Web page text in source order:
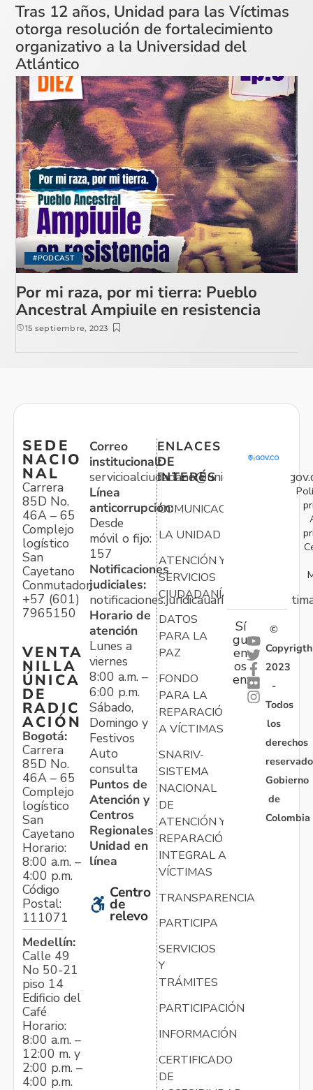
Tras 12 años, Unidad para las Víctimas
otorga resolución de fortalecimiento
organizativo a la Universidad del
Atlántico
#PODCAST
Por mi raza, por mi tierra: Pueblo
Ancestral Ampiuile en resistencia
15 septiembre, 2023
SEDE
NACIO
NAL
Carrera
85D No.
46A – 65
Complejo
logístico
San
Cayetano
Conmutador:
+57 (601)
7965150
VENTA
NILLA
ÚNICA
DE
RADIC
ACIÓN
Bogotá:
Carrera
85D No.
46A – 65
Complejo
logístico
San
Cayetano
Horario:
8:00 a.m. –
4:00 p.m.
Código
Postal:
111071
Medellín:
Calle 49
No 50-21
piso 14
Edificio del
Café
Horario:
8:00 a.m. –
12:00 m. y
2:00 p.m. –
4:00 p.m.
Correo
institucional:
Línea
anticorrupción:
Desde
móvil o fijo:
157
Notificaciones
judiciales:
Horario de
atención
Lunes a
viernes
8:00 a.m. –
6:00 p.m.
Sábado,
Domingo y
Festivos
Auto
consulta
Puntos de
Atención y
Centros
Regionales
Unidad en
línea
Centro
de
relevo
ENLACES
DE
INTERÉS
COMUNICACIONES
LA UNIDAD
ATENCIÓN Y
SERVICIOS
CIUDADANÍA
DATOS
PARA LA
PAZ
FONDO
PARA LA
REPARACIÓN
A VÍCTIMAS
SNARIV-
SISTEMA
NACIONAL
DE
ATENCIÓN Y
REPARACIÓN
INTEGRAL A
VÍCTIMAS
TRANSPARENCIA
PARTICIPA
SERVICIOS
Y
TRÁMITES
PARTICIPACIÓN
INFORMACIÓN
CERTIFICADO
DE
Sí
gu
en
os
en:
©
Copyrigth
2023
-
Todos
los
derechos
Gobierno
de
Colombia